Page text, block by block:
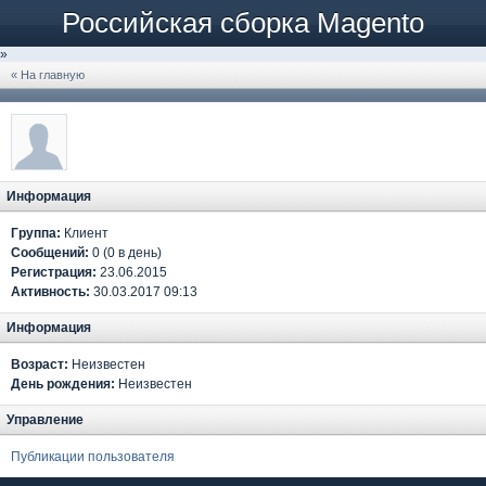
Российская сборка Magento
»
« На главную
Информация
Группа: Клиент
Сообщений: 0 (0 в день)
Регистрация: 23.06.2015
Активность: 30.03.2017 09:13
Информация
Возраст: Неизвестен
День рождения: Неизвестен
Управление
Публикации пользователя